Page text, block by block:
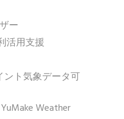
ー
活用支援
ント気象データ可
Weather